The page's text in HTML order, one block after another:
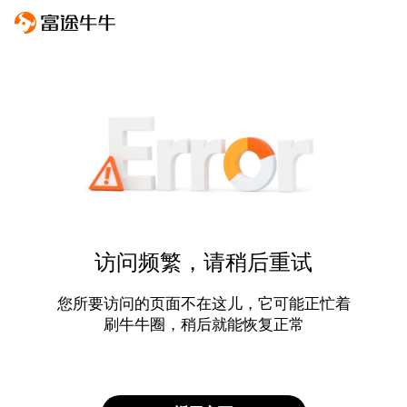
访问频繁，请稍后重试
您所要访问的页面不在这儿，它可能正忙着
刷牛牛圈，稍后就能恢复正常